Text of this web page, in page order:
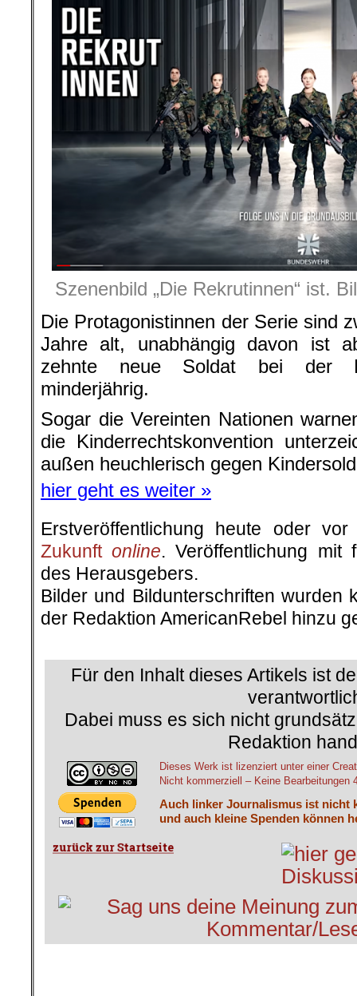
Szenenbild „Die Rekrutinnen“ ist.
Die Protagonistinnen der Serie sind
Jahre alt, unabhängig davon ist
zehnte neue Soldat bei der
minderjährig.
Sogar die Vereinten Nationen
die Kinderrechtskonvention
außen heuchlerisch gegen
hier geht es weiter »
Erstveröffentlichung heute oder
Zukunftonline. Veröffentlichung mit
des Herausgebers.
Bilder und Bildunterschriften wurden
der Redaktion AmericanRebel hinzu
Für den Inhalt dieses Artikels ist
Dabei muss es sich nicht
Redaktion
Dieses Werk ist lizenziert unter einer
Nicht kommerziell – Keine Bearbeitungen
Auch linker Journalismus ist nicht
und auch kleine Spenden können